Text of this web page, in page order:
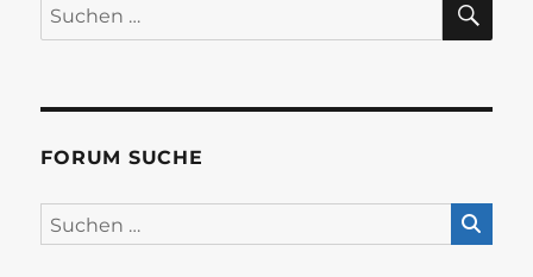
Suchen
nach:
FORUM SUCHE